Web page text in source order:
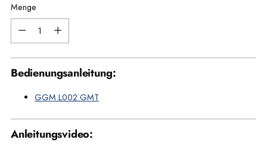
Menge
Bedienungsanleitung:
GGM.L002.GMT
Anleitungsvideo: